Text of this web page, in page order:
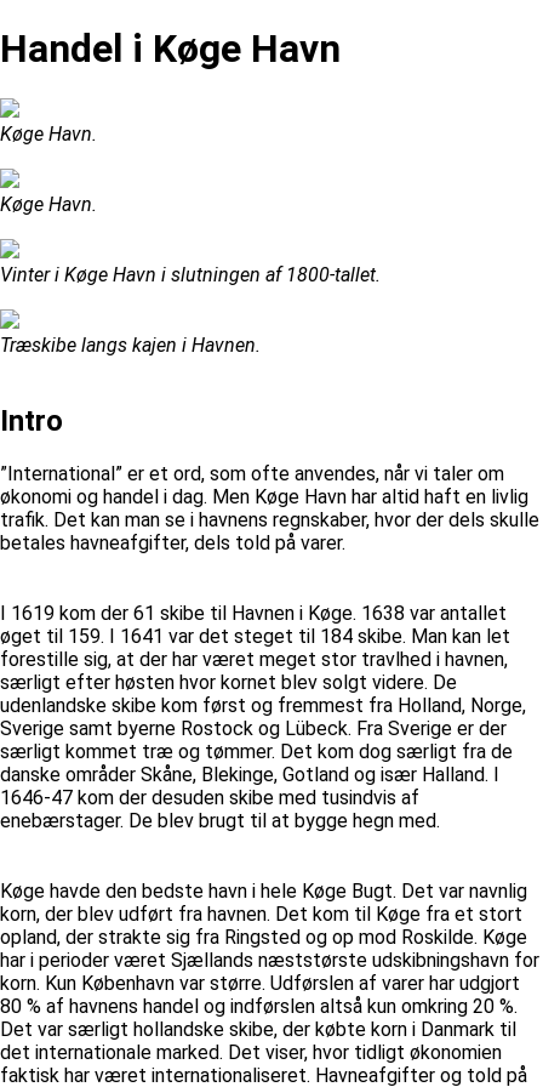
Handel i Køge Havn
Køge Havn.
Køge Havn.
Vinter i Køge Havn i slutningen af 1800-tallet.
Træskibe langs kajen i Havnen.
Intro
”International” er et ord, som ofte anvendes, når vi taler om
økonomi og handel i dag. Men Køge Havn har altid haft en livlig
trafik. Det kan man se i havnens regnskaber, hvor der dels skulle
betales havneafgifter, dels told på varer.
I 1619 kom der 61 skibe til Havnen i Køge. 1638 var antallet
øget til 159. I 1641 var det steget til 184 skibe. Man kan let
forestille sig, at der har været meget stor travlhed i havnen,
særligt efter høsten hvor kornet blev solgt videre. De
udenlandske skibe kom først og fremmest fra Holland, Norge,
Sverige samt byerne Rostock og Lübeck. Fra Sverige er der
særligt kommet træ og tømmer. Det kom dog særligt fra de
danske områder Skåne, Blekinge, Gotland og især Halland. I
1646-47 kom der desuden skibe med tusindvis af
enebærstager. De blev brugt til at bygge hegn med.
Køge havde den bedste havn i hele Køge Bugt. Det var navnlig
korn, der blev udført fra havnen. Det kom til Køge fra et stort
opland, der strakte sig fra Ringsted og op mod Roskilde. Køge
har i perioder været Sjællands næststørste udskibningshavn for
korn. Kun København var større. Udførslen af varer har udgjort
80 % af havnens handel og indførslen altså kun omkring 20 %.
Det var særligt hollandske skibe, der købte korn i Danmark til
det internationale marked. Det viser, hvor tidligt økonomien
faktisk har været internationaliseret. Havneafgifter og told på